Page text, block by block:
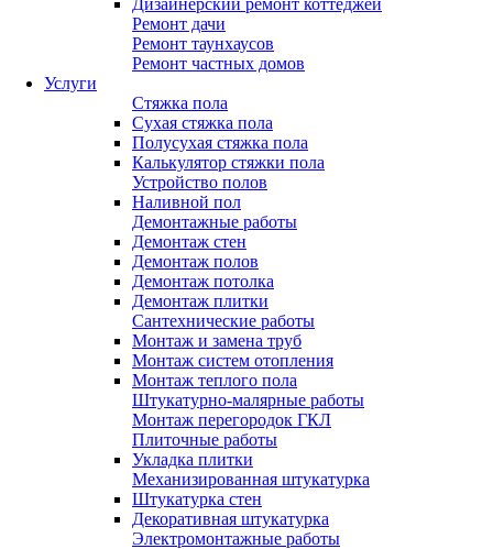
Дизайнерский ремонт коттеджей
Ремонт дачи
Ремонт таунхаусов
Ремонт частных домов
Услуги
Стяжка пола
Сухая стяжка пола
Полусухая стяжка пола
Калькулятор стяжки пола
Устройство полов
Наливной пол
Демонтажные работы
Демонтаж стен
Демонтаж полов
Демонтаж потолка
Демонтаж плитки
Сантехнические работы
Монтаж и замена труб
Монтаж систем отопления
Монтаж теплого пола
Штукатурно-малярные работы
Монтаж перегородок ГКЛ
Плиточные работы
Укладка плитки
Механизированная штукатурка
Штукатурка стен
Декоративная штукатурка
Электромонтажные работы